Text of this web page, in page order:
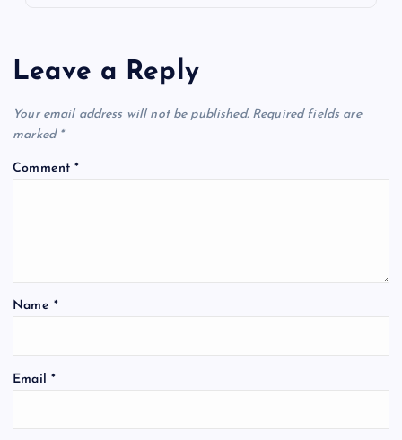
Leave a Reply
Your email address will not be published. Required fields are
marked *
Comment*
Name *
Email *